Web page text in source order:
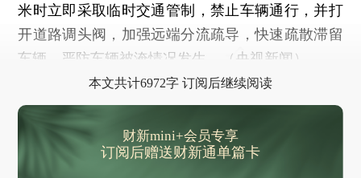
米时立即采取临时交通管制，禁止车辆通行，并打
开道路调头阀，加强远端分流疏导，快速疏散滞留
车辆，严防车辆被淹情况发生。（央视新闻）
本文共计6972字 订阅后继续阅读
财新mini+会员专享
订阅后赠送财新通单篇卡